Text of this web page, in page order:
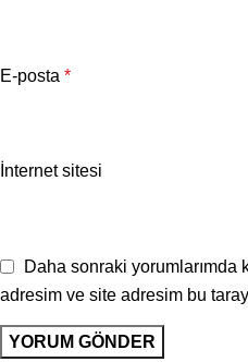
E-posta *
İnternet sitesi
Daha sonraki yorumlarımda
adresim ve site adresim bu